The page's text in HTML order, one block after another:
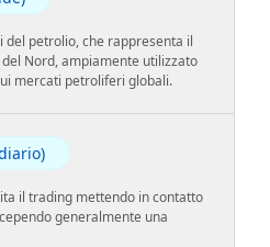
petrolio, che rappresenta il
Nord, ampiamente utilizzato
mercati petroliferi globali.
il trading mettendo in contatto
generalmente una